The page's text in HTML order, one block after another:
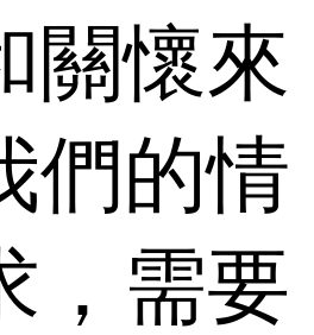
關懷來
們的情
，需要